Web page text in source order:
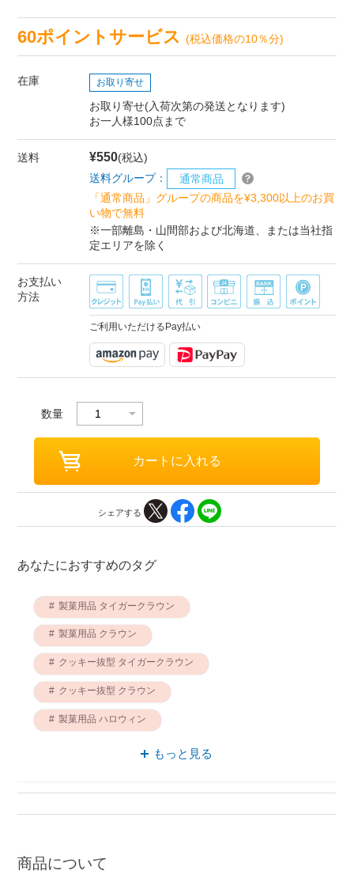
60ポイントサービス(税込価格の10％分)
在庫 お取り寄せ
お取り寄せ(入荷次第の発送となります)
お一人様100点まで
送料 ¥550(税込)
送料グループ：
通常商品
「通常商品」グループの商品を¥3,300以上のお買
い物で無料
※一部離島・山間部および北海道、または当社指
定エリアを除く
お支払い
方法
ご利用いただけるPay払い
数量
シェアする
あなたにおすすめのタグ
製菓用品 タイガークラウン
製菓用品 クラウン
クッキー抜型 タイガークラウン
クッキー抜型 クラウン
製菓用品 ハロウィン
ハロウィン タイガークラウン
もっと見る
商品について